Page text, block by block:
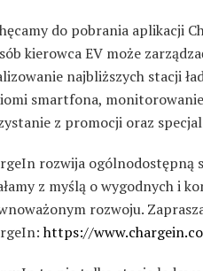
do pobrania aplikacji
kierowca EV może
najbliższych stacji
smartfona,
z promocji oraz
rozwija ogólnodostępną
z myślą o wygodnych i
rozwoju.
https://